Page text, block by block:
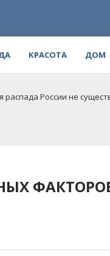
КРАСОТА ДОМ
России не